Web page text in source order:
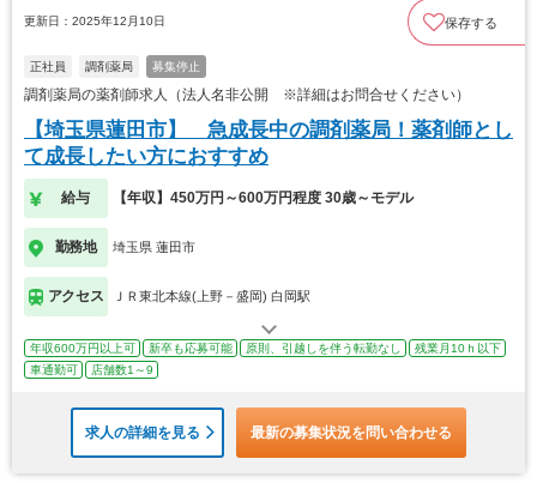
更新日：2025年12月10日 保存する
正社員 調剤薬局 募集停止
調剤薬局の薬剤師求人（法人名非公開 ※詳細はお問合せください）
【埼玉県蓮田市】 急成長中の調剤薬局！薬剤師とし
て成長したい方におすすめ
給与 【年収】450万円～600万円程度 30歳～モデル
勤務地 埼玉県 蓮田市
アクセス ＪＲ東北本線(上野－盛岡) 白岡駅
年収600万円以上可 新卒も応募可能 原則、引越しを伴う転勤なし
残業月10ｈ以下
車通勤可
店舗数1～9
求人の詳細を見る 最新の募集状況を問い合わせる